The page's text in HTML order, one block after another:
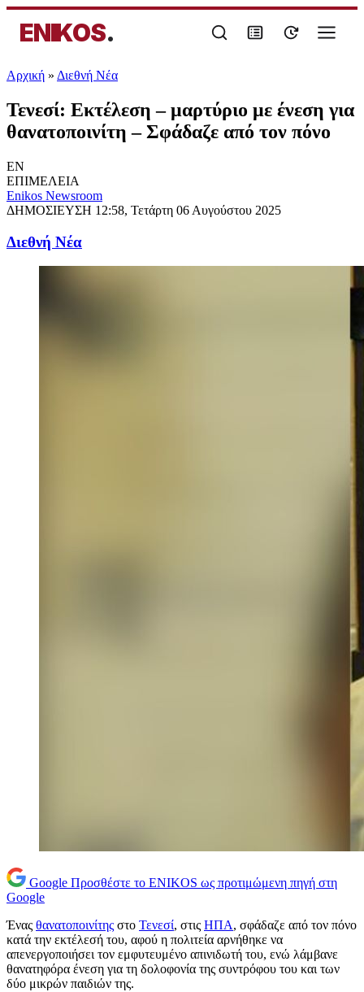
ENIKOS.
Αρχική » Διεθνή Νέα
Τενεσί: Εκτέλεση – μαρτύριο με ένεση για
θανατοποινίτη – Σφάδαζε από τον πόνο
EN
ΕΠΙΜΕΛΕΙΑ
Enikos Newsroom
ΔΗΜΟΣΙΕΥΣΗ 12:58, Τετάρτη 06 Αυγούστου 2025
Διεθνή Νέα
Google Προσθέστε το ENIKOS ως προτιμώμενη πηγή στη
Google
Ένας θανατοποινίτης στο Τενεσί, στις ΗΠΑ, σφάδαζε από τον πόνο
κατά την εκτέλεσή του, αφού η πολιτεία αρνήθηκε να
απενεργοποιήσει τον εμφυτευμένο απινιδωτή του, ενώ λάμβανε
θανατηφόρα ένεση για τη δολοφονία της συντρόφου του και των
δύο μικρών παιδιών της.